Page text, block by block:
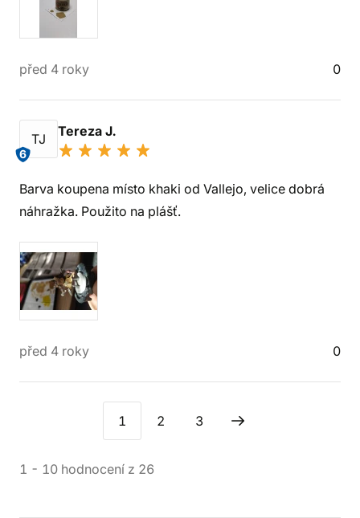
před 4 roky 0
TJ
6
Tereza J.
Barva koupena místo khaki od Vallejo, velice dobrá
náhražka. Použito na plášť.
před 4 roky 0
1 2 3
1 - 10 hodnocení z 26